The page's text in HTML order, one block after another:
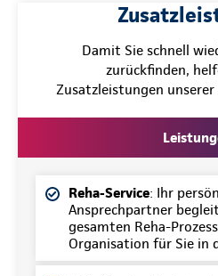
Damit Sie schnell
zurückfinden,
Zusatzleistungen
Reha-Service: Ihr
Ansprechpartner
gesamten Reha-
Organisation für Sie in